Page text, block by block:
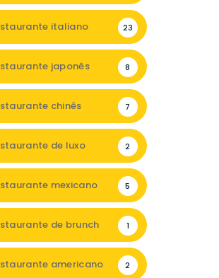
italiano 23
japonês 8
chinês 7
de luxo 2
mexicano 5
de brunch 1
americano 2